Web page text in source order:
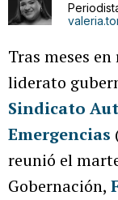
Tras meses
liderato
Sindicato
Emergencias
reunió el
Gobernación,